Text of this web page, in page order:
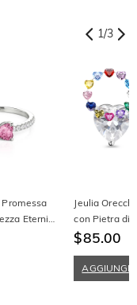
1/3
Eternità
Jeulia
con Pietra di
Solitaria a
$85.00
AGGIUNGI